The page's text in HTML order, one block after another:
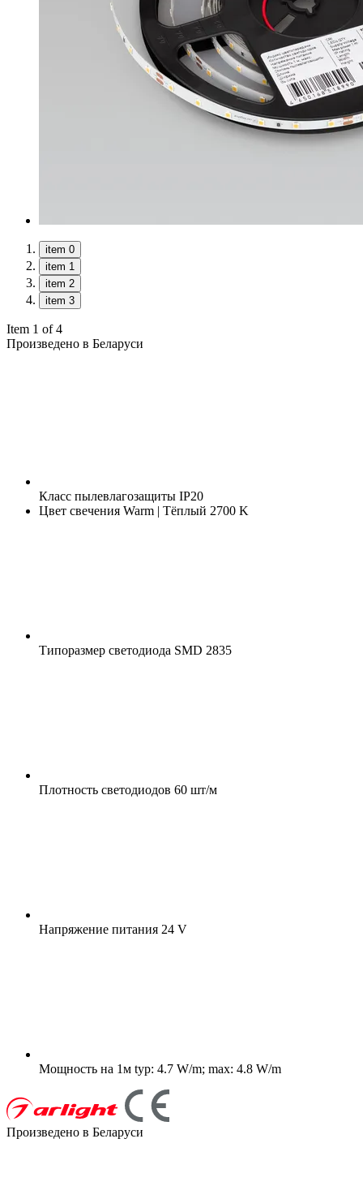
item 0
item 1
item 2
item 3
Item 1 of 4
Произведено в Беларуси
Класс пылевлагозащиты IP20
Цвет свечения Warm | Тёплый 2700 K
Типоразмер светодиода SMD 2835
Плотность светодиодов 60 шт/м
Напряжение питания 24 V
Мощность на 1м typ: 4.7 W/m; max: 4.8 W/m
Произведено в Беларуси